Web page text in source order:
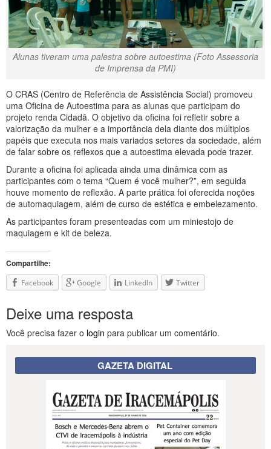
Alunas tiveram uma palestra sobre autoestima (Foto Assessoria
de Imprensa da PMI)
O CRAS (Centro de Referência de Assistência Social) promoveu
uma Oficina de Autoestima para as alunas que participam do
projeto renda Cidadã. O objetivo da oficina foi refletir sobre a
valorização da mulher e a importância dela diante dos múltiplos
papéis que executa nos mais variados setores da sociedade, além
de falar sobre os reflexos que a autoestima elevada pode trazer.
Durante a oficina foi aplicada ainda uma dinâmica com as
participantes com o tema “Quem é você mulher?”, em seguida
houve momento de reflexão. A parte prática foi oferecida noções
de automaquiagem, além de curso de estética e embelezamento.
As participantes foram presenteadas com um miniestojo de
maquiagem e kit de beleza.
Compartilhe:
Facebook Google LinkedIn Twitter
Deixe uma resposta
Você precisa fazer o login para publicar um comentário.
GAZETA DIGITAL